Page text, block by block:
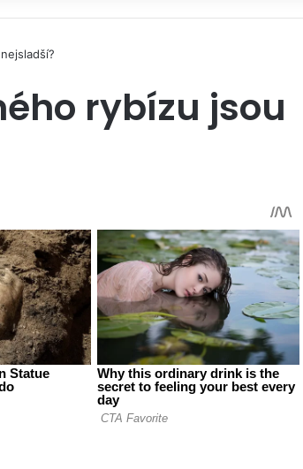
rybízu jsou